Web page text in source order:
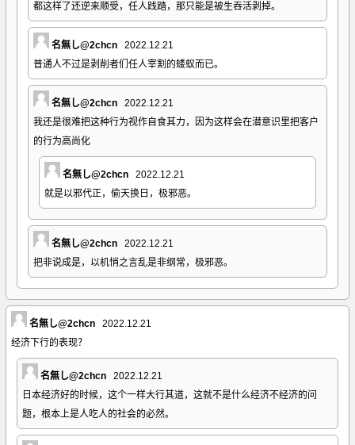
都这样了还逆来顺受，任人践踏，那只能是被生吞活剥掉。
名無し@2chcn
2022.12.21
普通人不过是剥削者们任人宰割的蝼蚁而已。
名無し@2chcn
2022.12.21
我还是很难把这种行为视作自食其力，因为这样会在潜意识里把客户
的行为高尚化
名無し@2chcn
2022.12.21
就是以邪代正，偷天换日，极邪恶。
名無し@2chcn
2022.12.21
把非说成是，以机悄之言乱是非纲常，极邪恶。
名無し@2chcn
2022.12.21
经济下行的表现？
名無し@2chcn
2022.12.21
日本经济好的时候，这个一样大行其道，这就不是什么经济不经济的问
题，根本上是人吃人的社会的必然。